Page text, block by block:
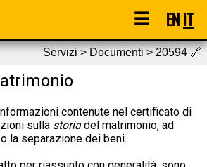
☰ ENIT
Servizi > Documenti > 20594🔗
contenute nel certificato di
sulla storia del matrimonio, ad
la separazione dei beni.